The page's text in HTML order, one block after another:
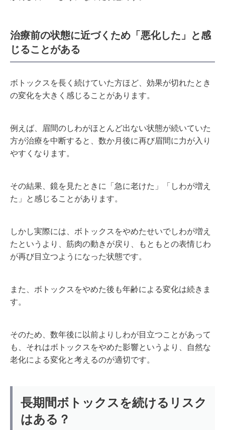
治療前の状態に近づくため「悪化した」と感
じることがある
ボトックスを長く続けていた方ほど、効果が切れたとき
の変化を大きく感じることがあります。
例えば、眉間のしわがほとんど出ない状態が続いていた
方が治療を中断すると、数か月後に再び眉間に力が入り
やすくなります。
その結果、鏡を見たときに「急に老けた」「しわが増え
た」と感じることがあります。
しかし実際には、ボトックスをやめたせいでしわが増え
たというより、筋肉の動きが戻り、もともとの表情じわ
が再び目立つようになった状態です。
また、ボトックスをやめた後も年齢による変化は続きま
す。
そのため、数年後に以前よりしわが目立つことがあって
も、それはボトックスをやめた影響というより、自然な
老化による変化と考えるのが適切です。
長期間ボトックスを続けるリスク
はある？